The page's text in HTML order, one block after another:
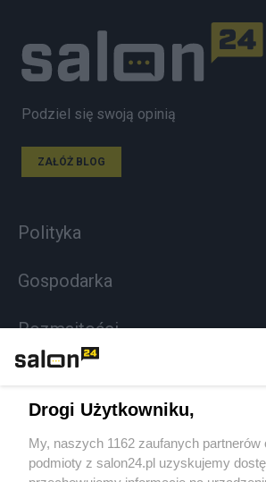
Podziel się swoją opinią
ZAŁÓŻ BLOG
Polityka
Gospodarka
Rozmaitości
Sport
Społeczeństwo
Drogi Użytkowniku,
My, naszych 1162 zaufanych partnerów
podmioty z salon24.pl uzyskujemy